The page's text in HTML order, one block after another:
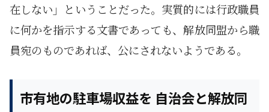
在しない」ということだった。実質的には行政職員
に何かを指示する文書であっても、解放同盟から職
員宛のものであれば、公にされないようである。
市有地の駐車場収益を 自治会と解放同